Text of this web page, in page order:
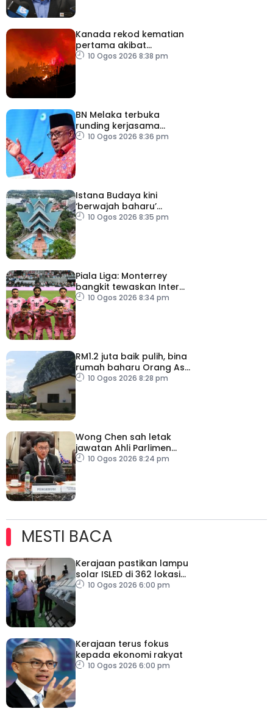
Kanada rekod kematian
pertama akibat
kebakaran hutan
10 Ogos 2026 8:38 pm
BN Melaka terbuka
runding kerjasama
hadapi PRN
10 Ogos 2026 8:36 pm
Istana Budaya kini
‘berwajah baharu’
selepas dinaik taraf
10 Ogos 2026 8:35 pm
Piala Liga: Monterrey
bangkit tewaskan Inter
Miami10 Ogos 2026 8:34 pm
RM1.2 juta baik pulih, bina
rumah baharu Orang Asli
Kelantan dan
10 Ogos 2026 8:28 pm
Wong Chen sah letak
jawatan Ahli Parlimen
Subang
10 Ogos 2026 8:24 pm
MESTI BACA
Kerajaan pastikan lampu
solar ISLED di 362 lokasi
berkualiti, selamat
10 Ogos 2026 6:00 pm
Kerajaan terus fokus
kepada ekonomi rakyat
10 Ogos 2026 6:00 pm